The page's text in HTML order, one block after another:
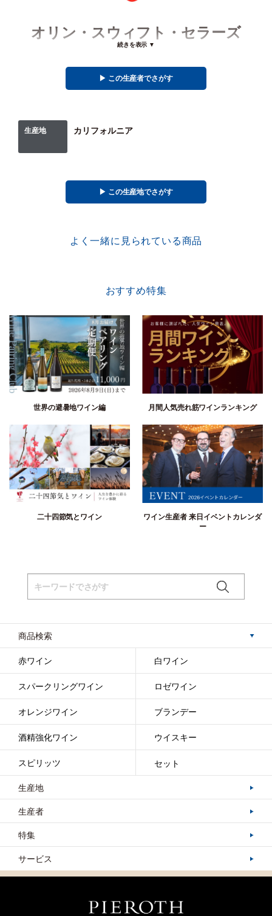
オリン・スウィフト・セラーズ
情熱ある少数部隊
オリン・スウィフト・セラーズの歴史は1995年に遡ります。デイヴィッド・スウィフ
ダヴィ・ワイナリーで働きます。これだけ一生懸命働くのなら、いずれは自分のため
にならなければならないと考え、1998年にオリン・スウィフト・セラーズを創立。オ
年、ジンファンデル2トンとほか少しのワインを、自社と他社向けに造り、今ではフラ
につながりました。その発展にも関わらず、オリン・スウィフト・セラーズは情熱あ
る少数部隊で操業し続けており、上質なワイン造りに専心する友人や家族で構成され
ワインのビジネス面も理解
フィニーは、記憶に残るラベルと魅力的な価格帯で、おいしくてスタイリッシュなワ
インを造るコツを知っていますが、ワインのビジネス面も理解しています。2016年、
E. & J. Gallo社がオリン・スウィフト・セラーズを買収。フィニーは引き続き指揮を
は彼がさらに優れたワインを造るためのリソースを提供できると考えている」とGallo
のプレミアムワイン部門上級副社長兼ゼネラルマネージャー、ロジャー・ナビディア
ンはワイン・スペクテーター誌に語りました。自社ワイナリー施設を所有していない
にもかかわらず、オリン・スウィフトの現在の年間生産量は10万ケースに達している
のです。ナパのワインが多い中、カリフォルニア中の100以上の畑から葡萄を調達して
います。
オリン・スウィフト世界本部
彼らのオフィスとテイスティングルームはセントヘレナにある1885年に建てられた歴
史的なオッド・フェローズ・ロッジの2階にあります。2013年、セントヘレナ・ワイ
ンセンター（2021年に閉店したワインショップ）のすぐ隣に狭いテイスティングルー
ムをオープンしました。2022年、セントヘレナ・ワインセンターが空けたスペースを
引き継ぎ、間にコネクティングドアを挟んで両方のスペースを使用。セントヘレナに
スウィフト世界本部」と呼ばれています。
続きを表示 ▼
▶︎ この生産者でさがす
生産地 カリフォルニア
▶︎ この生産地でさがす
よく一緒に見られている商品
おすすめ特集
世界の避暑地ワイン編 月間人気売れ筋ワインランキング
二十四節気とワイン
ワイン生産者 来日イベントカレンダ
ー
商品検索
赤ワイン 白ワイン
スパークリングワイン ロゼワイン
オレンジワイン ブランデー
酒精強化ワイン ウイスキー
スピリッツ セット
生産地
生産者
特集
サービス